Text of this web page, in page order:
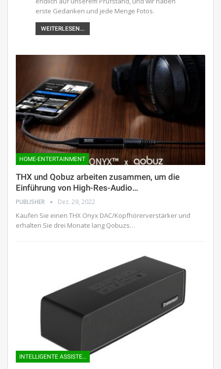
erste Gedanken und jede Menge Fotos.
WEITERLESEN...
HOME-ENTERTAINMENT
THX und Qobuz arbeiten zusammen, um die
Einführung von High-Res-Audio…
PUBLISHER Dez. 29, 2022
Kaufen Sie einen THX Onyx DAC/Kopfhörerverstärker und
erhalten Sie drei Monate lang Qobuzs…
INTELLIGENTE ASSISTENTEN